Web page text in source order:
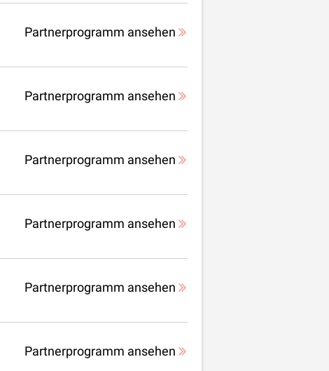
Partnerprogramm ansehen
Partnerprogramm ansehen
Partnerprogramm ansehen
Partnerprogramm ansehen
Partnerprogramm ansehen
Partnerprogramm ansehen